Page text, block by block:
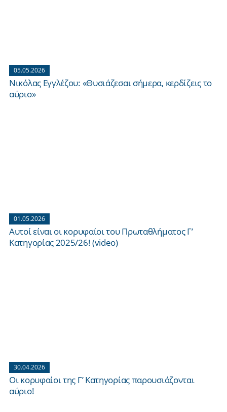
05.05.2026
Νικόλας Εγγλέζου: «Θυσιάζεσαι σήμερα, κερδίζεις το
αύριο»
01.05.2026
Αυτοί είναι οι κορυφαίοι του Πρωταθλήματος Γ’
Κατηγορίας 2025/26! (video)
30.04.2026
Οι κορυφαίοι της Γ’ Κατηγορίας παρουσιάζονται
αύριο!